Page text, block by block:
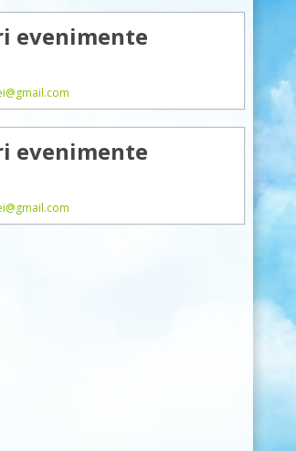
evenimente
evenimente